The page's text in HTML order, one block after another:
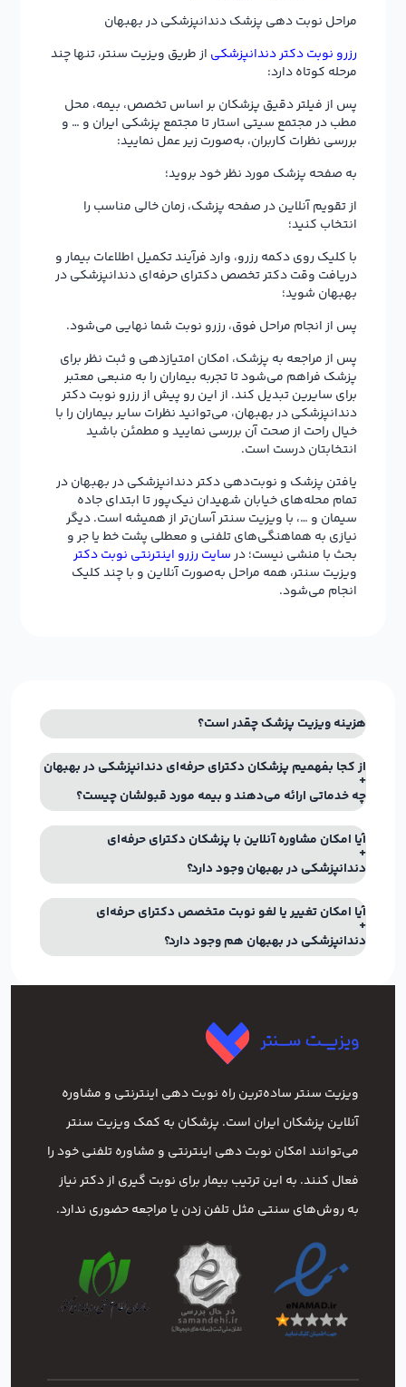
مراحل نوبت دهی پزشک دندانپزشکی در بهبهان
رزرو نوبت دکتر دندانپزشکی از طریق ویزیت سنتر، تنها چند
مرحله کوتاه دارد:
پس از فیلتر دقیق پزشکان بر اساس تخصص، بیمه، محل
مطب در مجتمع سیتی استار تا مجتمع پزشکی ایران و … و
بررسی نظرات کاربران، به‌صورت زیر عمل نمایید:
به صفحه پزشک مورد نظر خود بروید؛
از تقویم آنلاین در صفحه پزشک، زمان خالی مناسب را
انتخاب کنید؛
با کلیک روی دکمه رزرو، وارد فرآیند تکمیل اطلاعات بیمار و
دریافت وقت دکتر تخصص دکترای حرفه‌ای دندانپزشکی در
بهبهان شوید؛
پس از انجام مراحل فوق، رزرو نوبت شما نهایی می‌شود.
پس از مراجعه به پزشک، امکان امتیازدهی و ثبت نظر برای
پزشک فراهم می‌شود تا تجربه بیماران را به منبعی معتبر
برای سایرین تبدیل کند. از این رو پیش از رزرو نوبت دکتر
دندانپزشکی در بهبهان، می‌توانید نظرات سایر بیماران را با
خیال راحت از صحت آن بررسی نمایید و مطمئن باشید
انتخابتان درست است.
یافتن پزشک و نوبت‌دهی دکتر دندانپزشکی در بهبهان در
تمام محله‌های خیابان شهیدان نیک‌پور تا ابتدای جاده
سیمان و …، با ویزیت سنتر آسان‌تر از همیشه است. دیگر
نیازی به هماهنگی‌های تلفنی و معطلی پشت خط یا جر و
بحث با منشی نیست؛ درسایت رزرو اینترنتی نوبت دکتر
ویزیت سنتر، همه مراحل به‌صورت آنلاین و با چند کلیک
انجام می‌شود.
هزینه ویزیت پزشک چقدر است؟
از کجا بفهمیم پزشکان دکترای حرفه‌ای دندانپزشکی در بهبهان
چه خدماتی ارائه می‌دهند و بیمه مورد قبولشان چیست؟
آیا امکان مشاوره آنلاین با پزشکان دکترای حرفه‌ای
دندانپزشکی در بهبهان وجود دارد؟
آیا امکان تغییر یا لغو نوبت متخصص دکترای حرفه‌ای
دندانپزشکی در بهبهان هم وجود دارد؟
ویزیت سنتر ساده‌ترین راه نوبت‌ دهی اینترنتی و مشاوره
آنلاین پزشکان ایران است. پزشکان به کمک ویزیت سنتر
می‌توانند امکان نوبت دهی اینترنتی و مشاوره تلفنی خود را
فعال کنند. به این ترتیب بیمار برای نوبت گیری از دکتر نیاز
به روش‌های سنتی مثل تلفن زدن یا مراجعه حضوری ندارد.